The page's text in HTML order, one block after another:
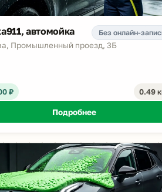
автомойка Без онлайн-
Промышленный проезд, 3Б
₽ 0.49
Подробнее